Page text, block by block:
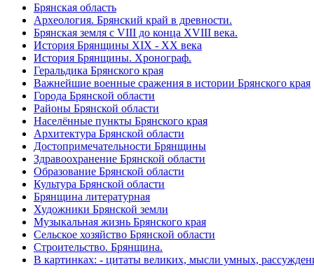
Брянская область
Археология. Брянский край в древности.
Брянская земля с VIII до конца XVIII века.
История Брянщины XIX - XX века
История Брянщины. Хронограф.
Геральдика Брянского края
Важнейшие военные сражения в истории Брянского края
Города Брянской области
Районы Брянской области
Населённые пункты Брянского края
Архитектура Брянской области
Достопримечательности Брянщины
Здравоохранение Брянской области
Образование Брянской области
Культура Брянской области
Брянщина литературная
Художники Брянской земли
Музыкальная жизнь Брянского края
Сельское хозяйство Брянской области
Строительство. Брянщина.
В картинках: - цитаты великих, мысли умных,